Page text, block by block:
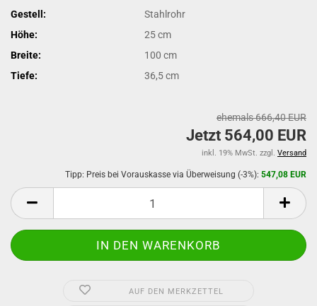
Gestell:
Stahlrohr
Höhe:
25 cm
Breite:
100 cm
Tiefe:
36,5 cm
ehemals 666,40 EUR
Jetzt 564,00 EUR
inkl. 19% MwSt. zzgl. Versand
Tipp: Preis bei Vorauskasse via Überweisung (-3%): 547,08 EUR
AUF DEN MERKZETTEL